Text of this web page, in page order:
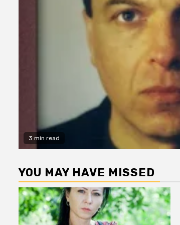
3 min read
YOU MAY HAVE MISSED